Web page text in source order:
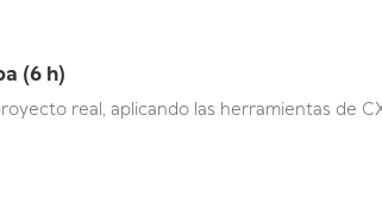
(6 h)
real, aplicando las herramientas de